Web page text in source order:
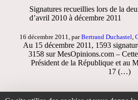
Signatures recueillies lors de la
d’avril 2010 à décembre 2011
16 décembre 2011, parBertrand Duchastel
Au 15 décembre 2011, 1593
3158 sur MesOpinions.com –
Président de la République et au
17 (…)